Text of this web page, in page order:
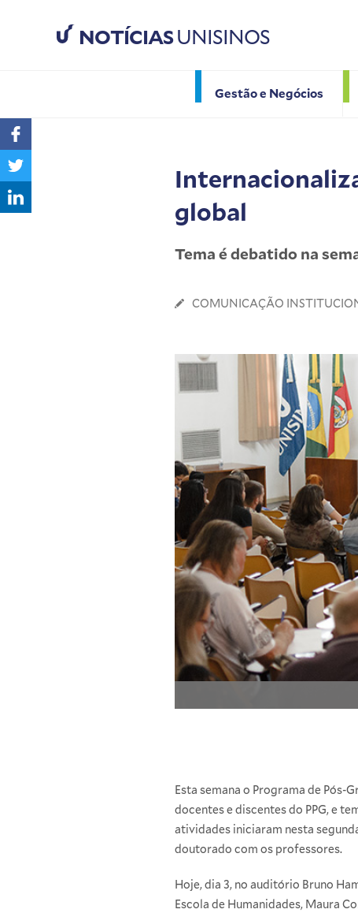
NOTÍCIASUNISINOS
Gestão e Negócios
global
Tema é debatido na
COMUNICAÇÃO
Esta semana o Programa de Pós-
docentes e discentes do PPG, e
atividades iniciaram nesta
doutorado com os professores.
Hoje, dia 3, no auditório Bruno
Escola de Humanidades, Maura